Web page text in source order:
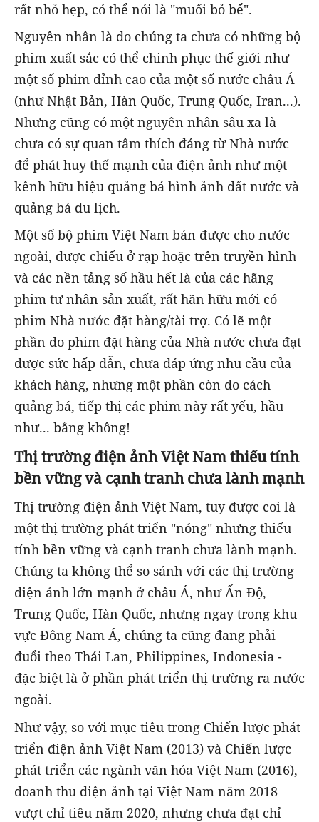
rất nhỏ hẹp, có thể nói là "muối bỏ bể".
Nguyên nhân là do chúng ta chưa có những bộ
phim xuất sắc có thể chinh phục thế giới như
một số phim đỉnh cao của một số nước châu Á
(như Nhật Bản, Hàn Quốc, Trung Quốc, Iran...).
Nhưng cũng có một nguyên nhân sâu xa là
chưa có sự quan tâm thích đáng từ Nhà nước
để phát huy thế mạnh của điện ảnh như một
kênh hữu hiệu quảng bá hình ảnh đất nước và
quảng bá du lịch.
Một số bộ phim Việt Nam bán được cho nước
ngoài, được chiếu ở rạp hoặc trên truyền hình
và các nền tảng số hầu hết là của các hãng
phim tư nhân sản xuất, rất hãn hữu mới có
phim Nhà nước đặt hàng/tài trợ. Có lẽ một
phần do phim đặt hàng của Nhà nước chưa đạt
được sức hấp dẫn, chưa đáp ứng nhu cầu của
khách hàng, nhưng một phần còn do cách
quảng bá, tiếp thị các phim này rất yếu, hầu
như... bằng không!
Thị trường điện ảnh Việt Nam thiếu tính
bền vững và cạnh tranh chưa lành mạnh
Thị trường điện ảnh Việt Nam, tuy được coi là
một thị trường phát triển "nóng" nhưng thiếu
tính bền vững và cạnh tranh chưa lành mạnh.
Chúng ta không thể so sánh với các thị trường
điện ảnh lớn mạnh ở châu Á, như Ấn Độ,
Trung Quốc, Hàn Quốc, nhưng ngay trong khu
vực Đông Nam Á, chúng ta cũng đang phải
đuổi theo Thái Lan, Philippines, Indonesia -
đặc biệt là ở phần phát triển thị trường ra nước
ngoài.
Như vậy, so với mục tiêu trong Chiến lược phát
triển điện ảnh Việt Nam (2013) và Chiến lược
phát triển các ngành văn hóa Việt Nam (2016),
doanh thu điện ảnh tại Việt Nam năm 2018
vượt chỉ tiêu năm 2020, nhưng chưa đạt chỉ